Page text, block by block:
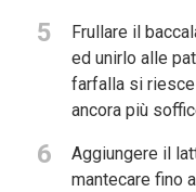
5
Frullare il
ed unirlo alle
farfalla si riesce
ancora più
6
Aggiungere il
mantecare fino